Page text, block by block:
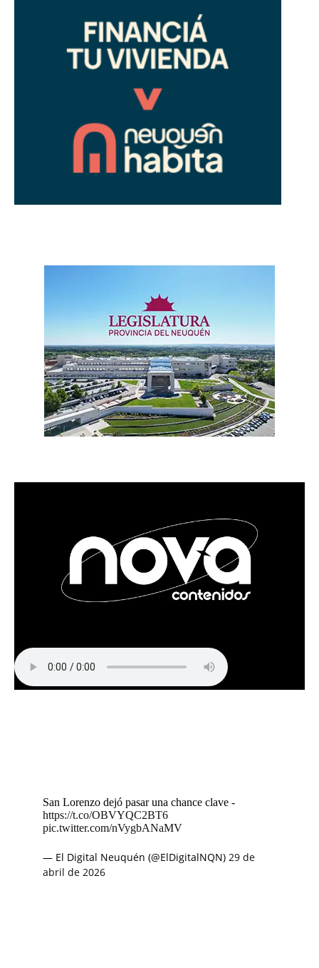
San Lorenzo dejó pasar una chance clave -
https://t.co/OBVYQC2BT6
pic.twitter.com/nVygbANaMV
— El Digital Neuquén (@ElDigitalNQN) 29 de
abril de 2026